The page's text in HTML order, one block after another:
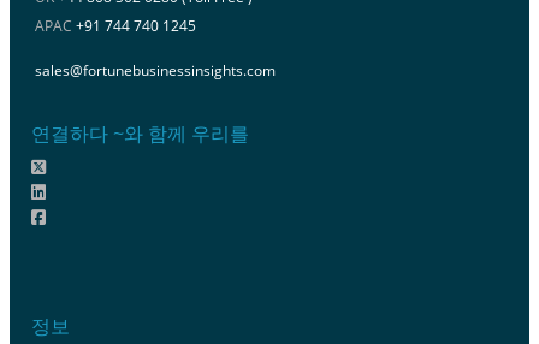
APAC +91 744 740 1245
sales@fortunebusinessinsights.com
연결하다 ~와 함께 우리를
정보